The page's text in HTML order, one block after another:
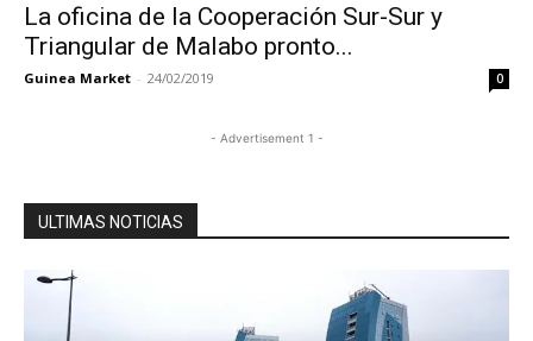
La oficina de la Cooperación Sur-Sur y
Triangular de Malabo pronto...
Guinea Market - 24/02/2019 0
- Advertisement 1 -
ULTIMAS NOTICIAS